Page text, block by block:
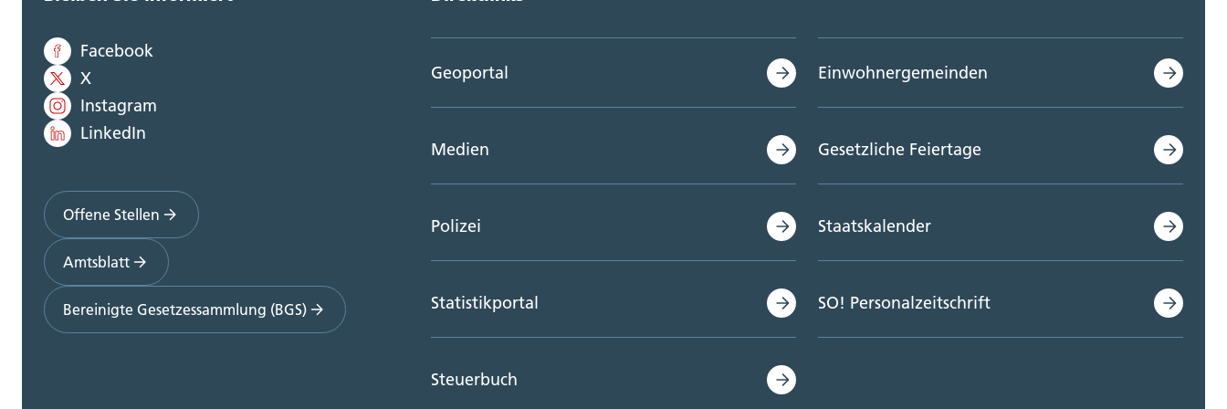
Facebook
X
Instagram
LinkedIn
Offene Stellen
Amtsblatt
Bereinigte Gesetzessammlung (BGS)
Geoportal
Medien
Polizei
Statistikportal
Steuerbuch
Einwohnergemeinden
Gesetzliche Feiertage
Staatskalender
SO! Personalzeitschrift